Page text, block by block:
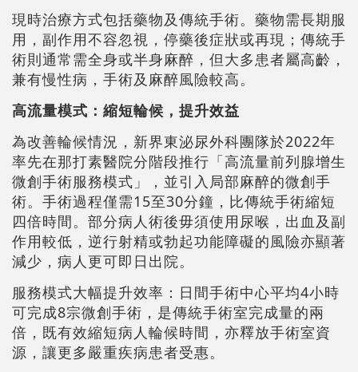
現時治療方式包括藥物及傳統手術。藥物需長期服
用，副作用不容忽視，停藥後症狀或再現；傳統手
術則通常需全身或半身麻醉，但大多患者屬高齡，
兼有慢性病，手術及麻醉風險較高。
高流量模式：縮短輪候，提升效益
為改善輪候情況，新界東泌尿外科團隊於2022年
率先在那打素醫院分階段推行「高流量前列腺增生
微創手術服務模式」，並引入局部麻醉的微創手
術。手術過程僅需15至30分鐘，比傳統手術縮短
四倍時間。部分病人術後毋須使用尿喉，出血及副
作用較低，逆行射精或勃起功能障礙的風險亦顯著
減少，病人更可即日出院。
服務模式大幅提升效率：日間手術中心平均4小時
可完成8宗微創手術，是傳統手術室完成量的兩
倍，既有效縮短病人輪候時間，亦釋放手術室資
源，讓更多嚴重疾病患者受惠。